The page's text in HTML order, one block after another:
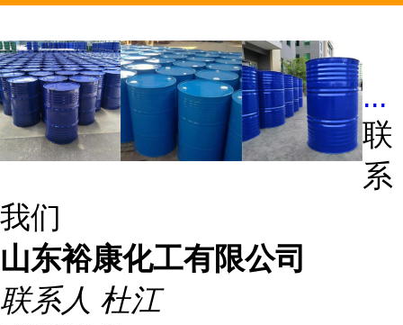
...
联
系
我们
山东裕康化工有限公司
联系人 杜江